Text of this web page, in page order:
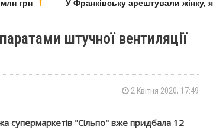
грн У Франківську арештували жінку,
штучної вентиляції
2 Квітня 2020, 17:49
супермаркетів "Сільпо" вже придбала 12